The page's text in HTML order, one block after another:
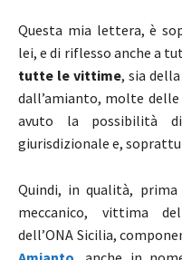
Questa mia lettera, è
lei, e di riflesso anche a
tutte le vittime, sia della
dall’amianto, molte delle
avuto la possibilità
giurisdizionale e,
Quindi, in qualità,
meccanico, vittima
dell’ONA Sicilia,